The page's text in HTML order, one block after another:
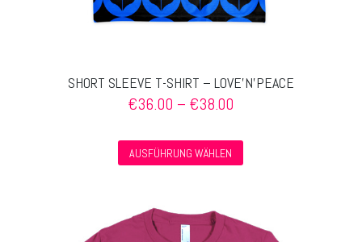
SHORT SLEEVE T-SHIRT – LOVE’N’PEACE
€36.00 – €38.00Preisspanne:
bis
AUSFÜHRUNG WÄHLEN
Produkt
Varianten